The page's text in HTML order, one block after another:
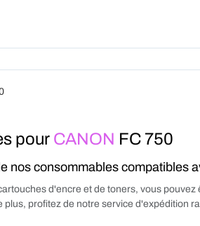
pour CANON FC 750
nos consommables compatibles
d'encre et de toners, vous
plus, profitez de notre service d'expédition